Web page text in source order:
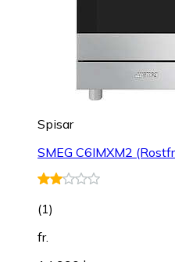
Spisar
SMEG C6IMXM2
(1)
fr.